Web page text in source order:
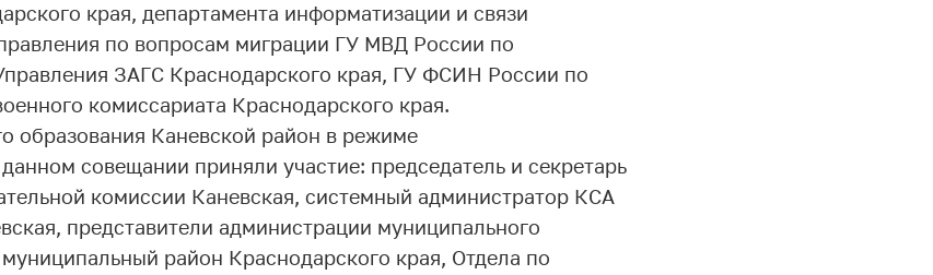
края, департамента информатизации и связи
по вопросам миграции ГУ МВД России по
ЗАГС Краснодарского края, ГУ ФСИН России по
комиссариата Краснодарского края.
образования Каневской район в режиме
совещании приняли участие: председатель и секретарь
комиссии Каневская, системный администратор КСА
представители администрации муниципального
район Краснодарского края, Отдела по